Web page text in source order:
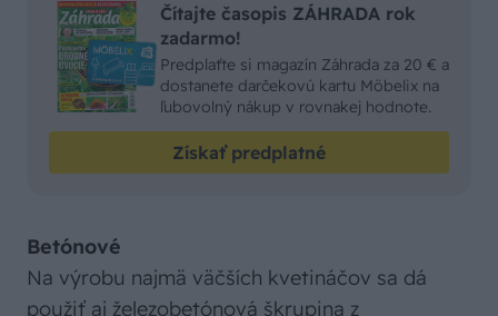
Čítajte časopis ZÁHRADA rok
zadarmo!
Predplaťte si magazín Záhrada za 20 € a
dostanete darčekovú kartu Möbelix na
ľubovolný nákup v rovnakej hodnote.
Získať predplatné
Betónové
Na výrobu najmä väčších kvetináčov sa dá
použiť aj železobetónová škrupina z